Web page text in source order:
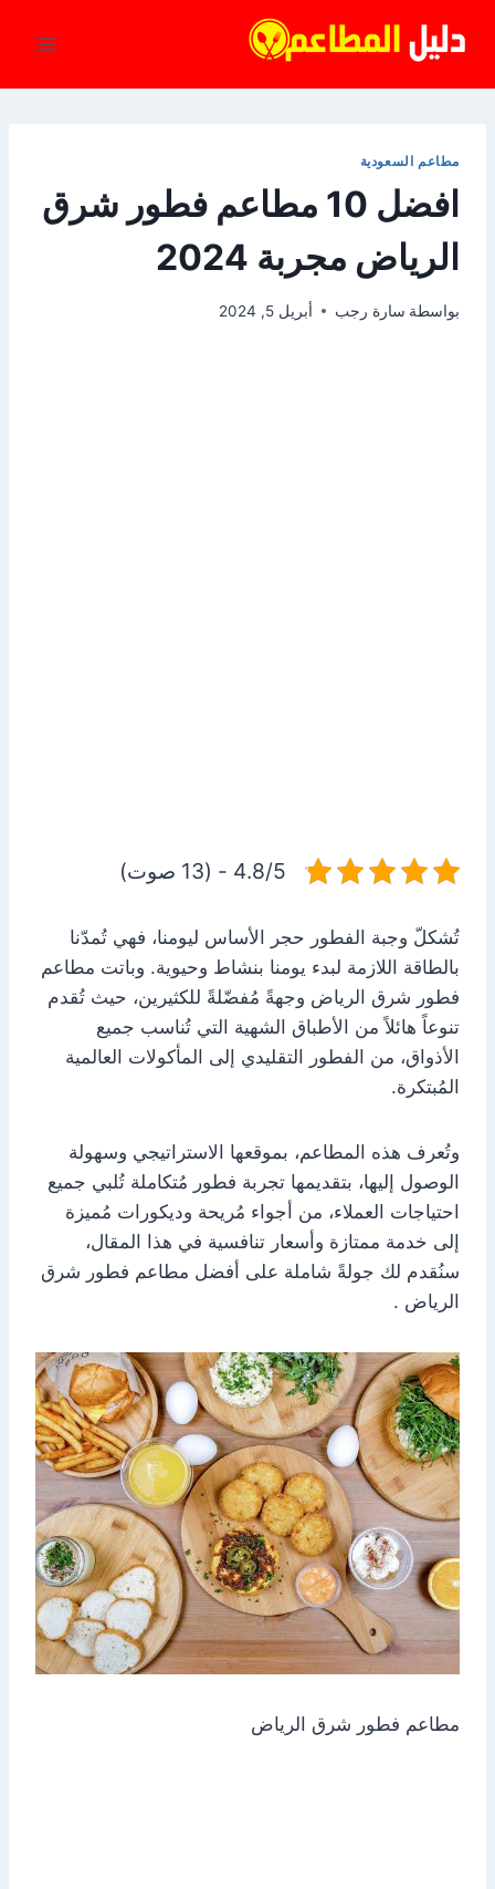
مطاعم السعودية
افضل 10 مطاعم فطور شرق
الرياض مجربة 2024
بواسطة سارة رجب أبريل 5, 2024
4.8/5 - (13 صوت)
تُشكلّ وجبة الفطور حجر الأساس ليومنا، فهي تُمدّنا
بالطاقة اللازمة لبدء يومنا بنشاط وحيوية. وباتت مطاعم
فطور شرق الرياض وجهةً مُفضّلةً للكثيرين، حيث تُقدم
تنوعاً هائلاً من الأطباق الشهية التي تُناسب جميع
الأذواق، من الفطور التقليدي إلى المأكولات العالمية
المُبتكرة.
وتُعرف هذه المطاعم، بموقعها الاستراتيجي وسهولة
الوصول إليها، بتقديمها تجربة فطور مُتكاملة تُلبي جميع
احتياجات العملاء، من أجواء مُريحة وديكورات مُميزة
إلى خدمة ممتازة وأسعار تنافسية في هذا المقال،
سنُقدم لك جولةً شاملة على أفضل مطاعم فطور شرق
الرياض .
مطاعم فطور شرق الرياض